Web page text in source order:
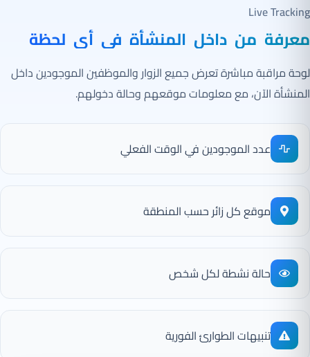
Live Tracking
معرفة من داخل المنشأة في أي لحظة
لوحة مراقبة مباشرة تعرض جميع الزوار والموظفين الموجودين داخل
المنشأة الآن، مع معلومات موقعهم وحالة دخولهم.
عدد الموجودين في الوقت الفعلي
موقع كل زائر حسب المنطقة
حالة نشطة لكل شخص
تنبيهات الطوارئ الفورية